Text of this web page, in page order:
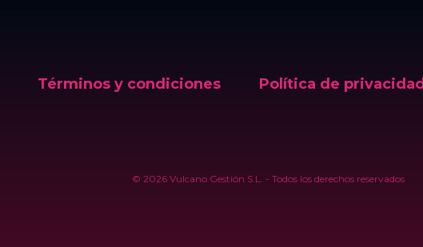
Términos y condiciones Política de privacidad
© 2026 Vulcano Gestión S.L. - Todos los derechos reservados